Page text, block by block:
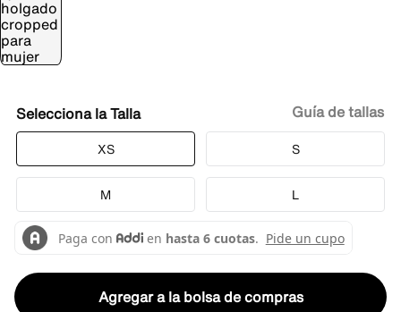
Talla
XS S
M L
Guía de tallas
Agregar a la bolsa de compras